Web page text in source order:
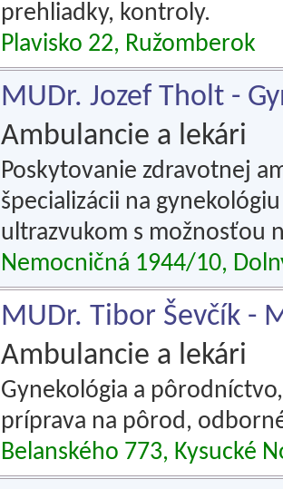
prehliadky, kontroly.
Plavisko 22, Ružomberok
MUDr. Jozef Tholt -
Ambulancie a lekári
Poskytovanie zdravotnej
špecializácii na
ultrazvukom s možnosťou
Nemocničná 1944/10,
MUDr. Tibor Ševčík -
Ambulancie a lekári
Gynekológia a
príprava na pôrod,
Belanského 773, Kysucké